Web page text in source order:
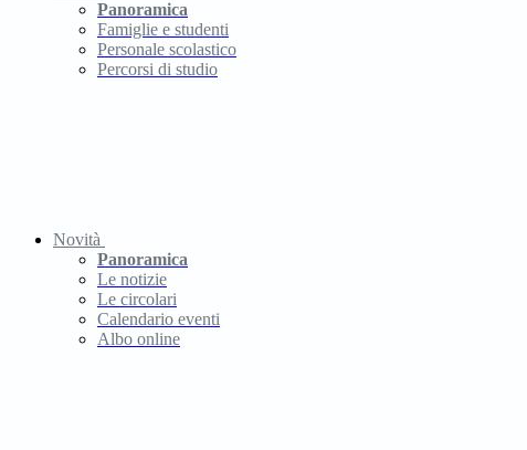
Panoramica
Famiglie e studenti
Personale scolastico
Percorsi di studio
Novità
Panoramica
Le notizie
Le circolari
Calendario eventi
Albo online